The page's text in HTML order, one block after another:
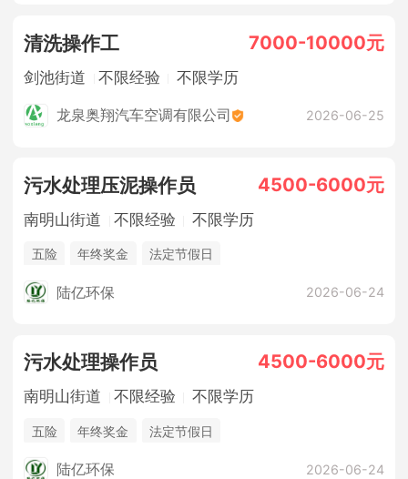
清洗操作工 7000-10000元
剑池街道 不限经验 不限学历
龙泉奥翔汽车空调有限公司 2026-06-25
污水处理压泥操作员 4500-6000元
南明山街道 不限经验 不限学历
五险 年终奖金 法定节假日
陆亿环保 2026-06-24
污水处理操作员 4500-6000元
南明山街道 不限经验 不限学历
五险 年终奖金 法定节假日
陆亿环保 2026-06-24